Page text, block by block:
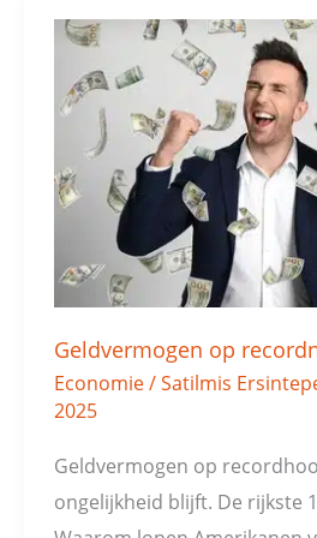
Geldvermogen op
Economie/Satilmis
2025
Geldvermogen op
ongelijkheid blijft. De rijkste
Geldvermogen
recordniveau